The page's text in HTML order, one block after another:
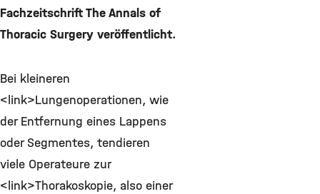
Fachzeitschrift The Annals of
Thoracic Surgery veröffentlicht.
Bei kleineren
<link>Lungenoperationen, wie
der Entfernung eines Lappens
oder Segmentes, tendieren
viele Operateure zur
<link>Thorakoskopie, also einer